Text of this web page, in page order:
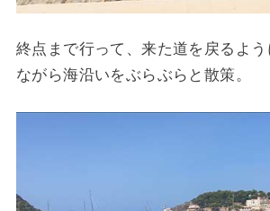
終点まで行って、来た道を戻るよ
ながら海沿いをぶらぶらと散策。